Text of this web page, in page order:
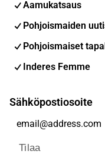
Aamukatsaus
Pohjoismaiden
Pohjoismaiset
Inderes Femme
Sähköpostiosoite
Tilaa